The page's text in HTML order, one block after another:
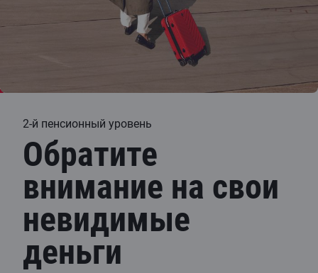
2-й пенсионный уровень
Обратите
внимание на свои
невидимые
деньги